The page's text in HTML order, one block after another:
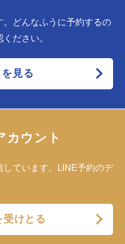
。どんなふうに予約するの
ださい。
見る
カウント
ています。LINE予約のデ
受けとる